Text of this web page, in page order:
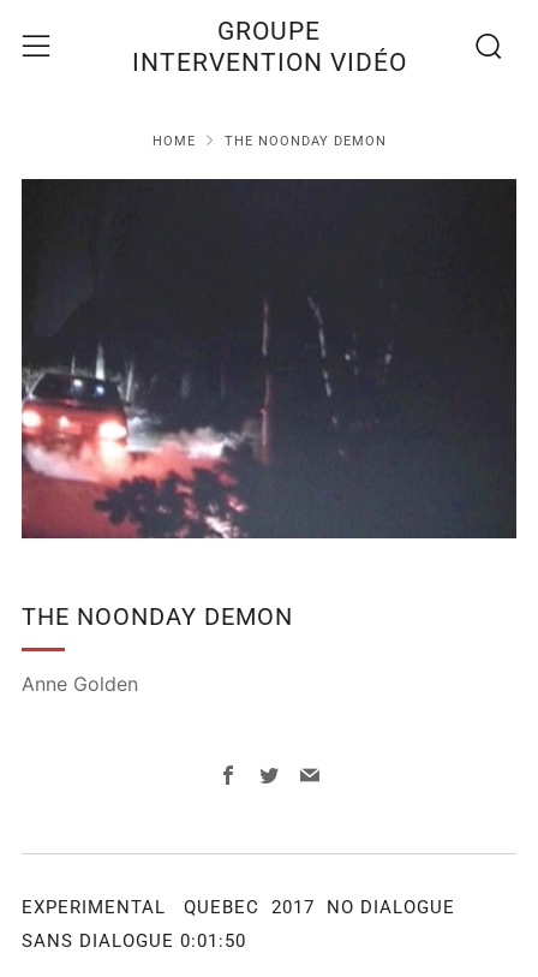
GROUPE
INTERVENTION VIDÉO
Menu
HOME THE NOONDAY DEMON
THE NOONDAY DEMON
Anne Golden
Facebook
TwitterEmail
EXPERIMENTAL QUEBEC 2017 NO DIALOGUE
SANS DIALOGUE 0:01:50